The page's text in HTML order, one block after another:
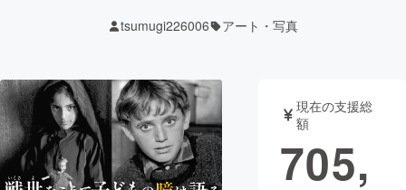
テクノロジー・ガジェット
映像・映画 書籍・雑誌
tsumugi226006 アート・写真
現在の支援総
額
705,